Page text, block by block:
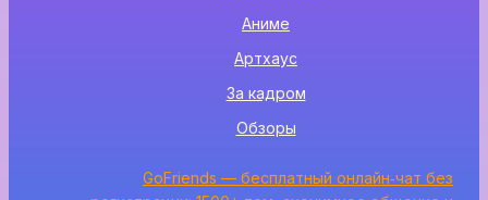
Аниме
Артхаус
За кадром
Обзоры
GoFriends — бесплатный онлайн‑чат без